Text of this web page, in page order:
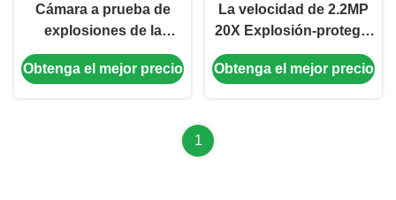
Cámara a prueba de
explosiones de la
bóveda infrarroja de la
red del arreglo análogo
Obtenga el mejor precio
La velocidad de 2.2MP
20X Explosión-protegió
la cámara a prueba de
explosiones de la
Obtenga el mejor precio
1